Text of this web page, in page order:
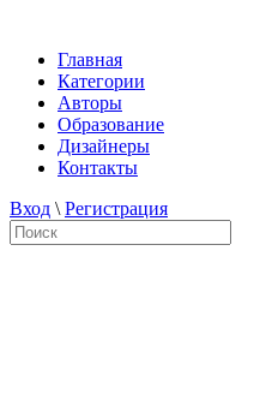
Главная
Категории
Авторы
Образование
Дизайнеры
Контакты
Вход \ Регистрация